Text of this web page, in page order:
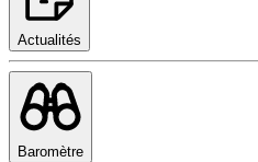
Actualités
Baromètre